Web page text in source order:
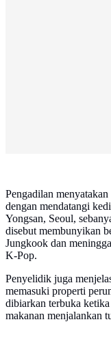
Pengadilan
dengan mendatangi
Yongsan, Seoul,
disebut membunyikan
Jungkook dan
K-Pop.
Penyelidik juga
memasuki properti
dibiarkan terbuka ketika
makanan menjalankan